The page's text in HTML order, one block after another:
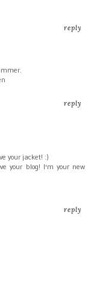
reply
reply
your jacket! :)
your blog! I'm your new
reply